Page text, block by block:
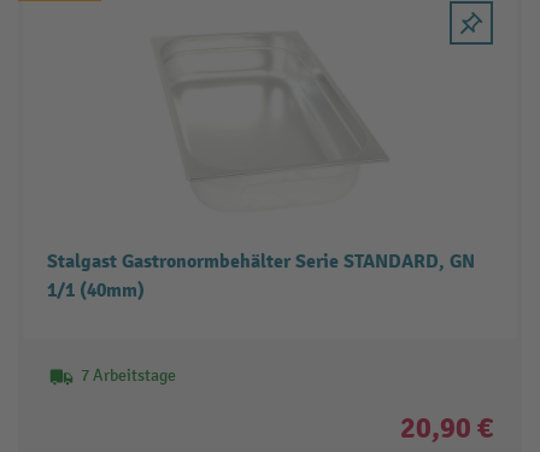
Stalgast Gastronormbehälter Serie STANDARD, GN
1/1 (40mm)
7 Arbeitstage
20,90 €